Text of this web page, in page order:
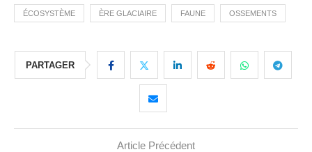
ÉCOSYSTÈME ÈRE GLACIAIRE FAUNE OSSEMENTS
PARTAGER
Article Précédent